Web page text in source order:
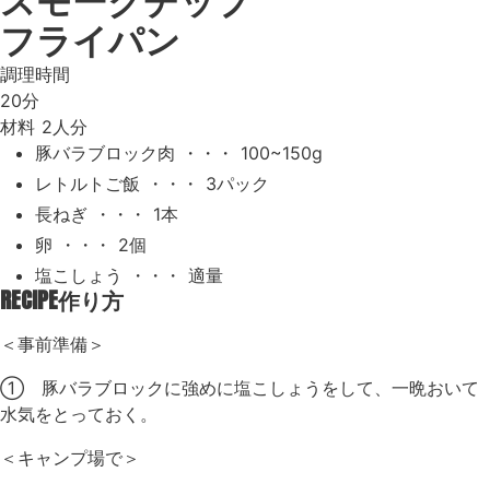
フライパン
調理時間
20分
材料 2人分
豚バラブロック肉 ・・・ 100~150g
レトルトご飯 ・・・ 3パック
長ねぎ ・・・ 1本
卵 ・・・ 2個
塩こしょう ・・・ 適量
RECIPE作り方
＜事前準備＞
① 豚バラブロックに強めに塩こしょうをして、一晩おいて
水気をとっておく。
＜キャンプ場で＞